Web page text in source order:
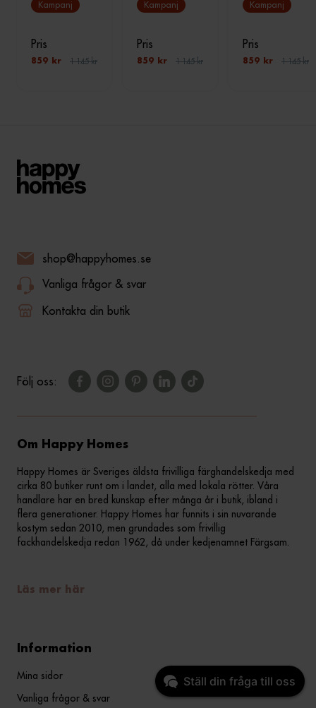
Qu
Kampanj
Pris
859 kr 1 145 kr
Kampanj
Pris
859 kr 1 145 kr
Kampanj
Pris
859 kr 1 145 kr
shop@happyhomes.se
Vanliga frågor & svar
Kontakta din butik
Följ oss:
Om Happy Homes
Happy Homes är Sveriges äldsta frivilliga färghandelskedja med
cirka 80 butiker runt om i landet, alla med lokala rötter. Våra
handlare har en bred kunskap efter många år i butik, ibland i
flera generationer. Happy Homes har funnits i sin nuvarande
kostym sedan 2010, men grundades som frivillig
fackhandelskedja redan 1962, då under kedjenamnet Färgsam.
Läs mer här
Information
Mina sidor
Vanliga frågor & svar
Ställ din fråga till oss